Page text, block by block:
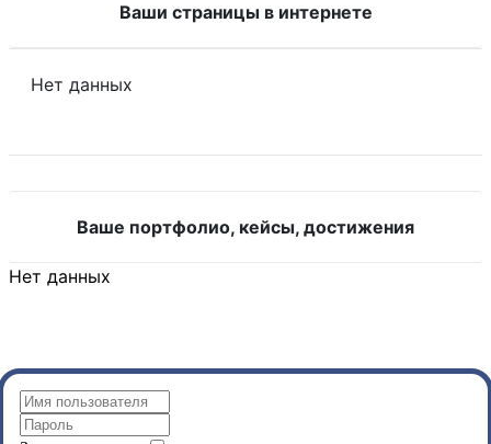
Ваши страницы в интернете
Нет данных
Ваше портфолио, кейсы, достижения
Нет данных